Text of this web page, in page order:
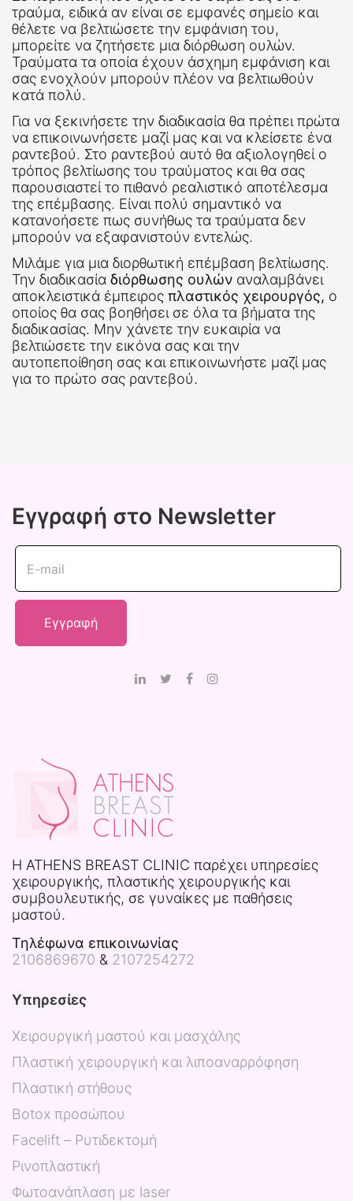
τραύμα, ειδικά αν είναι σε εμφανές σημείο και
θέλετε να βελτιώσετε την εμφάνιση του,
μπορείτε να ζητήσετε μια διόρθωση ουλών.
Τραύματα τα οποία έχουν άσχημη εμφάνιση και
σας ενοχλούν μπορούν πλέον να βελτιωθούν
κατά πολύ.
Για να ξεκινήσετε την διαδικασία θα πρέπει πρώτα
να επικοινωνήσετε μαζί μας και να κλείσετε ένα
ραντεβού. Στο ραντεβού αυτό θα αξιολογηθεί ο
τρόπος βελτίωσης του τραύματος και θα σας
παρουσιαστεί το πιθανό ρεαλιστικό αποτέλεσμα
της επέμβασης. Είναι πολύ σημαντικό να
κατανοήσετε πως συνήθως τα τραύματα δεν
μπορούν να εξαφανιστούν εντελώς.
Μιλάμε για μια διορθωτική επέμβαση βελτίωσης.
Την διαδικασία διόρθωσης ουλών αναλαμβάνει
αποκλειστικά έμπειρος πλαστικός χειρουργός, ο
οποίος θα σας βοηθήσει σε όλα τα βήματα της
διαδικασίας. Μην χάνετε την ευκαιρία να
βελτιώσετε την εικόνα σας και την
αυτοπεποίθηση σας και επικοινωνήστε μαζί μας
για το πρώτο σας ραντεβού.
Εγγραφή στο Newsletter
E-mail
H ATHENS BREAST CLINIC παρέχει υπηρεσίες
χειρουργικής, πλαστικής χειρουργικής και
συμβουλευτικής, σε γυναίκες με παθήσεις
μαστού.
Τηλέφωνα επικοινωνίας
2106869670 & 2107254272
Υπηρεσίες
Χειρουργική μαστού και μασχάλης
Πλαστική χειρουργική και λιποαναρρόφηση
Πλαστική στήθους
Botox προσώπου
Facelift – Ρυτιδεκτομή
Ρινοπλαστική
Φωτοανάπλαση με laser